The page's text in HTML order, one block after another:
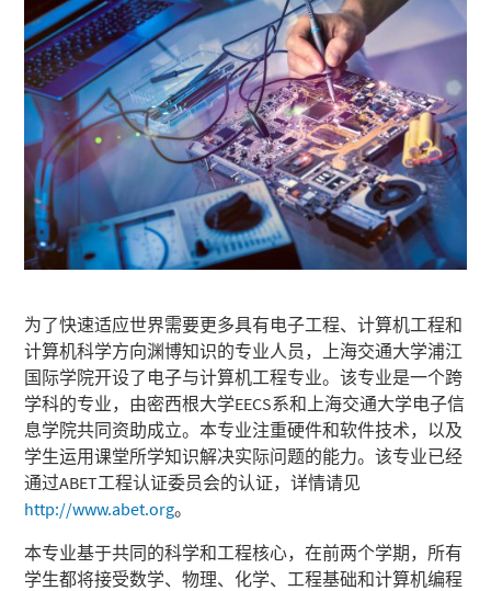
为了快速适应世界需要更多具有电子工程、计算机工程和
计算机科学方向渊博知识的专业人员，上海交通大学浦江
国际学院开设了电子与计算机工程专业。该专业是一个跨
学科的专业，由密西根大学EECS系和上海交通大学电子信
息学院共同资助成立。本专业注重硬件和软件技术，以及
学生运用课堂所学知识解决实际问题的能力。该专业已经
通过ABET工程认证委员会的认证，详情请见
http://www.abet.org。
本专业基于共同的科学和工程核心，在前两个学期，所有
学生都将接受数学、物理、化学、工程基础和计算机编程